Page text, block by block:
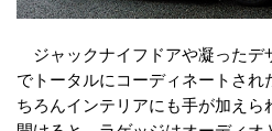
ジャックナイフドアや凝ったデ
でトータルにコーディネートされ
ちろんインテリアにも手が加え